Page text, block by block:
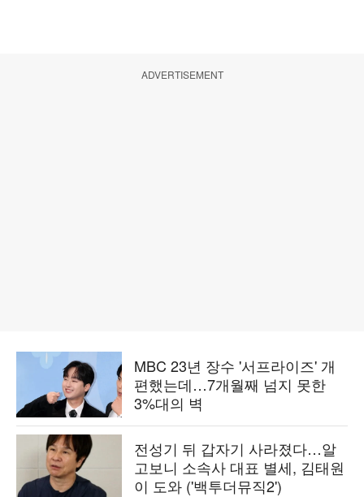
ADVERTISEMENT
MBC 23년 장수 '서프라이즈' 개
편했는데…7개월째 넘지 못한
3%대의 벽
전성기 뒤 갑자기 사라졌다…알
고보니 소속사 대표 별세, 김태원
이 도와 ('백투더뮤직2')